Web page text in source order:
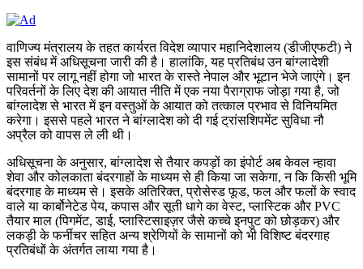
वाणिज्य मंत्रालय के तहत कार्यरत विदेश व्यापार महानिदेशालय (डीजीएफटी) ने
इस संबंध में अधिसूचना जारी की है। हालांकि, यह प्रतिबंध उन बांग्लादेशी
सामानों पर लागू नहीं होगा जो भारत के रास्ते नेपाल और भूटान भेजे जाएंगे। इन
परिवर्तनों के लिए देश की आयात नीति में एक नया पैराग्राफ जोड़ा गया है, जो
बांग्लादेश से भारत में इन वस्तुओं के आयात को तत्काल प्रभाव से विनियमित
करेगा। इससे पहले भारत ने बांग्लादेश को दी गई ट्रांसशिपमेंट सुविधा नौ
अप्रैल को वापस ले ली थी।
अधिसूचना के अनुसार, बांग्लादेश से तैयार कपड़ों का इंपोर्ट अब केवल न्हावा
शेवा और कोलकाता बंदरगाहों के माध्यम से ही किया जा सकेगा, न कि किसी भूमि
बंदरगाह के माध्यम से। इसके अतिरिक्त, प्रोसेस्ड फूड, फल और फलों के स्वाद
वाले या कार्बोनेटेड पेय, कपास और सूती धागे का वेस्ट, प्लास्टिक और PVC
तैयार माल (पिगमेंट, डाई, प्लास्टिसाइज़र जैसे कच्चे इनपुट को छोड़कर) और
लकड़ी के फर्नीचर सहित अन्य श्रेणियों के सामानों को भी विशिष्ट बंदरगाह
प्रतिबंधों के अंतर्गत लाया गया है।